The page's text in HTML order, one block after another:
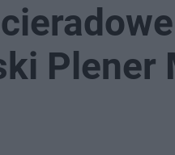
Plener